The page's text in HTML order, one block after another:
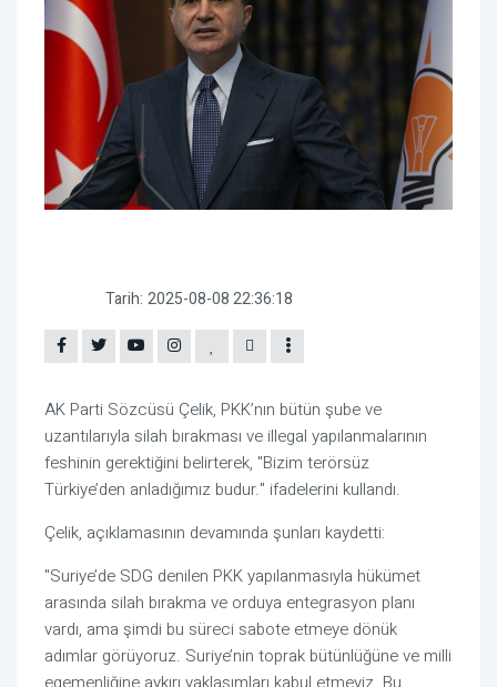
Tarih: 2025-08-08 22:36:18
AK Parti Sözcüsü Çelik, PKK’nın bütün şube ve
uzantılarıyla silah bırakması ve illegal yapılanmalarının
feshinin gerektiğini belirterek, "Bizim terörsüz
Türkiye’den anladığımız budur." ifadelerini kullandı.
Çelik, açıklamasının devamında şunları kaydetti:
"Suriye’de SDG denilen PKK yapılanmasıyla hükümet
arasında silah bırakma ve orduya entegrasyon planı
vardı, ama şimdi bu süreci sabote etmeye dönük
adımlar görüyoruz. Suriye’nin toprak bütünlüğüne ve milli